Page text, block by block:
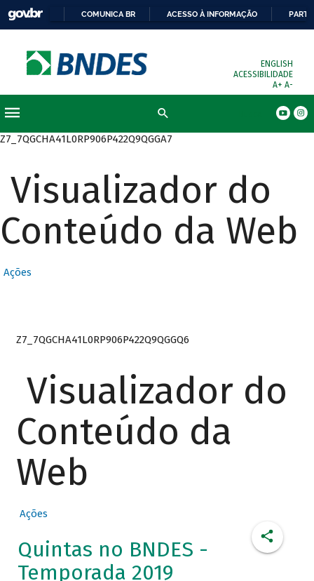
COMUNICA BR ACESSO À INFORMAÇÃO
ENGLISH
ACESSIBILIDADE
A+ A-
Z7_7QGCHA41L0RP906P422Q9QGGA7
Visualizador do
Conteúdo da Web
Ações
Z7_7QGCHA41L0RP906P422Q9QGGQ6
Visualizador do
Conteúdo da
Web
Ações
Quintas no BNDES -
Temporada 2019